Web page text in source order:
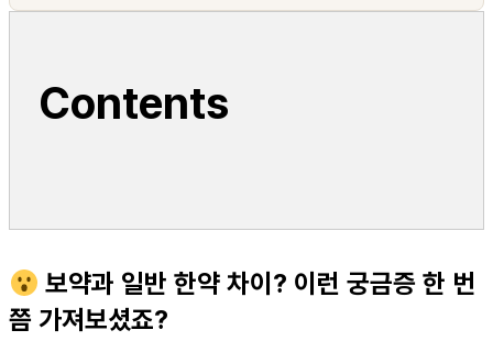
보약과 일반 한약 차이? 이런 궁금증 한 번
쯤 가져보셨죠?
Contents